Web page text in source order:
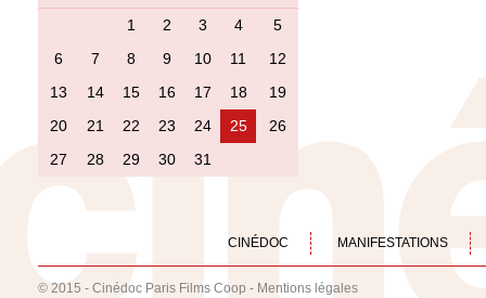
1 2 3 4
5
6
7 8 9 10 11
12
13
14 15 16 17 18
19
20
21 22 23 24 25
26
27
28 29 30 31
CINÉDOC MANIFESTATIONS
© 2015 - Cinédoc Paris Films Coop - Mentions légales